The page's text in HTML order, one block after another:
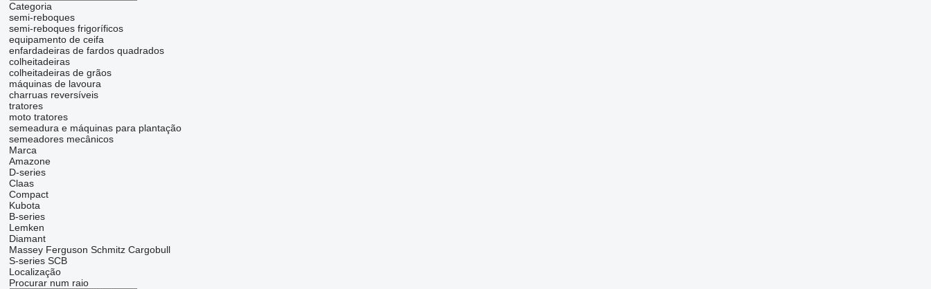
Categoria
semi-reboques
semi-reboques frigoríficos
equipamento de ceifa
enfardadeiras de fardos quadrados
colheitadeiras
colheitadeiras de grãos
máquinas de lavoura
charruas reversíveis
tratores
moto tratores
semeadura e máquinas para plantação
semeadores mecânicos
Marca
Amazone
D-series
Claas
Compact
Kubota
B-series
Lemken
Diamant
Massey Ferguson Schmitz Cargobull
S-series SCB
Localização
Procurar num raio